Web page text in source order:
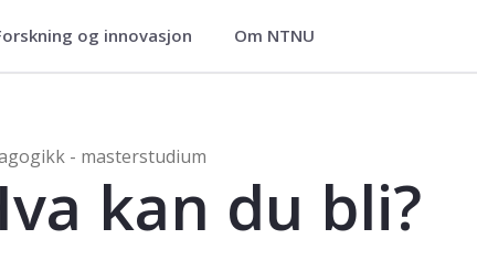
og innovasjon Om NTNU
- masterstudium
kan du bli?